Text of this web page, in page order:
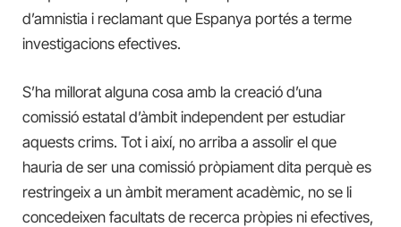
d’amnistia i reclamant que Espanya portés a terme
investigacions efectives.
S’ha millorat alguna cosa amb la creació d’una
comissió estatal d’àmbit independent per estudiar
aquests crims. Tot i així, no arriba a assolir el que
hauria de ser una comissió pròpiament dita perquè es
restringeix a un àmbit merament acadèmic, no se li
concedeixen facultats de recerca pròpies ni efectives,